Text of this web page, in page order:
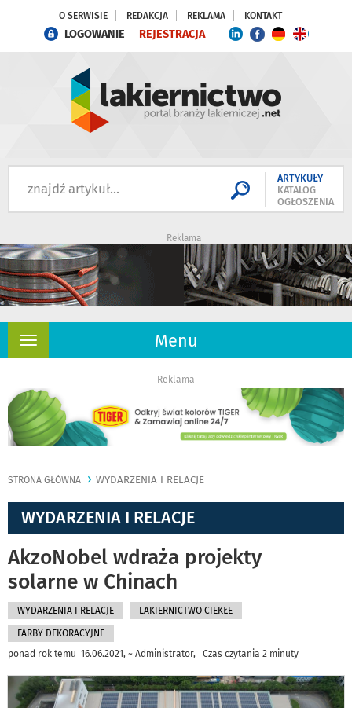
O SERWISIE REDAKCJA REKLAMA KONTAKT
LOGOWANIE REJESTRACJA
ARTYKUŁY
KATALOG
OGŁOSZENIA
Reklama
Menu
Rozwiń
Reklama
STRONA GŁÓWNA WYDARZENIA I RELACJE
WYDARZENIA I RELACJE
AkzoNobel wdraża projekty
solarne w Chinach
WYDARZENIA I RELACJE LAKIERNICTWO CIEKŁE
FARBY DEKORACYJNE
ponad rok temu 16.06.2021, ~ Administrator, Czas czytania 2 minuty